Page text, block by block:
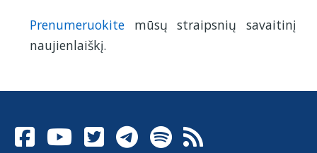
Prenumeruokite mūsų straipsnių savaitinį
naujienlaiškį.